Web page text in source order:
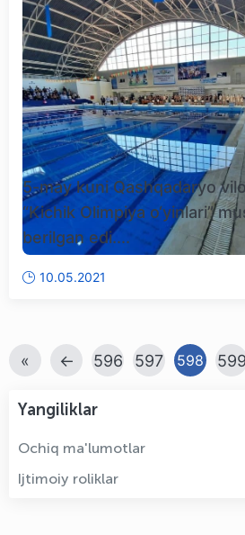
5-may kuni Qashqadaryo
“Kichik Olimpiya o‘yinlari”
berilgan edi....
10.05.2021
« ← 596 597 598
Yangiliklar
Ochiq ma'lumotlar
Ijtimoiy roliklar